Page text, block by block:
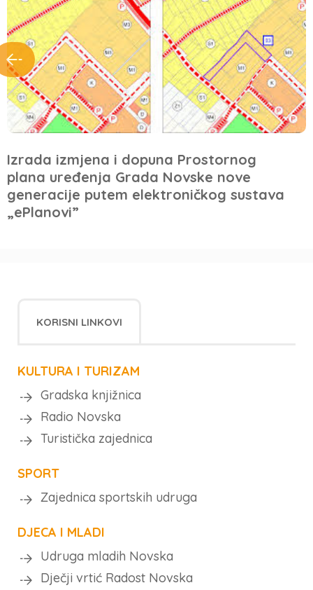
Izrada izmjena i dopuna Prostornog
plana uređenja Grada Novske nove
generacije putem elektroničkog sustava
„ePlanovi”
KORISNI LINKOVI
KULTURA I TURIZAM
Gradska knjižnica
Radio Novska
Turistička zajednica
SPORT
Zajednica sportskih udruga
DJECA I MLADI
Udruga mladih Novska
Dječji vrtić Radost Novska